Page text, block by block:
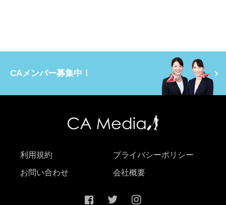
CAメンバー募集中！
利用規約 プライバシーポリシー
お問い合わせ 会社概要